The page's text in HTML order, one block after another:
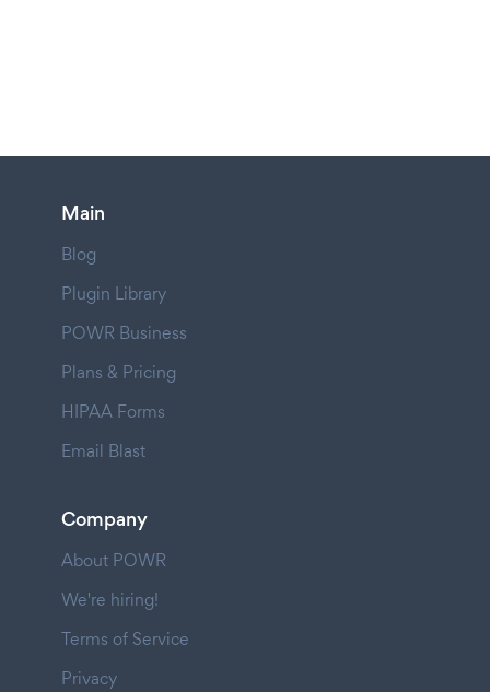
Main
Blog
Plugin Library
POWR Business
Plans & Pricing
HIPAA Forms
Email Blast
Company
About POWR
We're hiring!
Terms of Service
Privacy